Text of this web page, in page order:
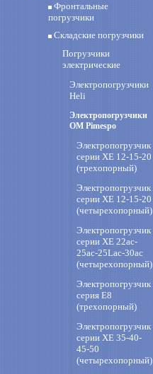
Фронтальные
погрузчики
Складские погрузчики
Погрузчики
электрические
Электропогрузчики
Heli
Электропогрузчики
OM Pimespo
Электропогрузчик
серии XE 12-15-20
(трехопорный)
Электропогрузчик
серии XE 12-15-20
(четырехопорный)
Электропогрузчик
серии XE 22ac-
25ac-25Lac-30ac
(четырехопорный)
Электропогрузчик
серия Е8
(трехопорный)
Электропогрузчик
серии XE 35-40-
45-50
(четырехопорный)